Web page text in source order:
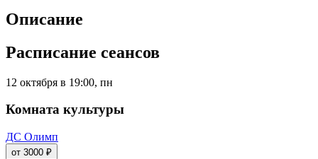
Описание
Расписание сеансов
12 октября в 19:00, пн
Комната культуры
ДС Олимп
от 3000 ₽